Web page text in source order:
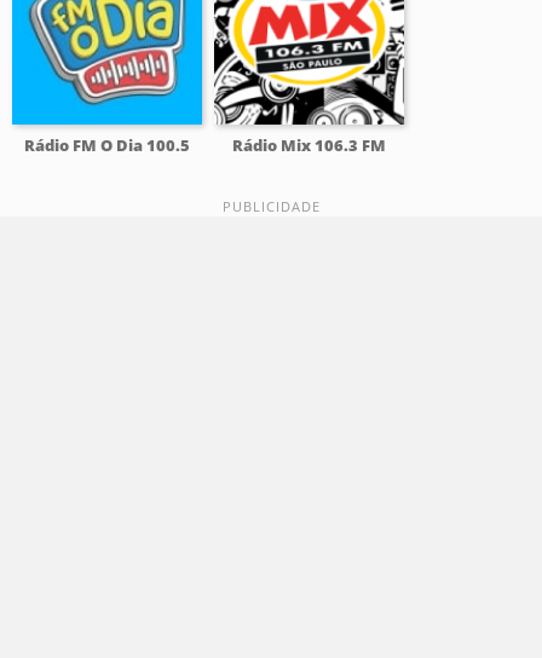
Rádio FM O Dia 100.5 Rádio Mix 106.3 FM